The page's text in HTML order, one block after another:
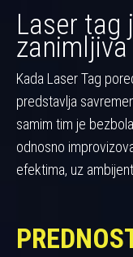
Laser tag
Kada Laser Tag
predstavlja
samim tim je
odnosno
efektima, uz